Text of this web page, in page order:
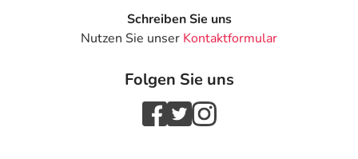
- Verengung der Atemwege
- Wassereinlagerungen (Ödeme), vor allem an den
Fußknöcheln
Hitzegefühl, vor allem im Gesicht (Flush)
- Wärmegefühl am gesamten Körper
Schreiben Sie uns
Nutzen Sie unser Kontaktformular
Folgen Sie uns